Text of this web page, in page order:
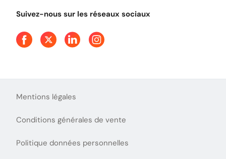
Suivez-nous sur les réseaux sociaux
Mentions légales
Conditions générales de vente
Politique données personnelles